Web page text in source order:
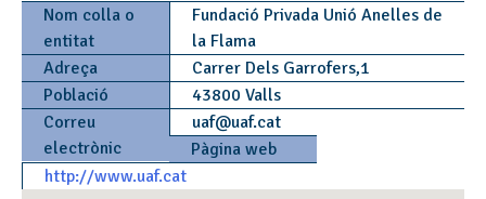
Nom colla o
entitat
Fundació Privada Unió Anelles de
la Flama
Adreça
Carrer Dels Garrofers,1
Població
43800 Valls
Correu
electrònic
uaf@uaf.cat
Pàgina web
http://www.uaf.cat